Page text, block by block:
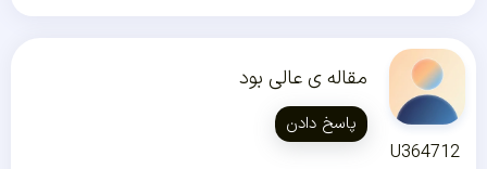
U364712
مقاله ی عالی بود
پاسخ دادن